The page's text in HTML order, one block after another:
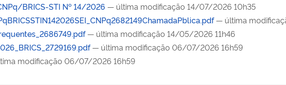
BRICS-STI Nº 14/2026 — última modificação 14/07/2026 10h35
— última
— última modificação 14/05/2026 11h46
— última modificação 06/07/2026 16h59
modificação 06/07/2026 16h59